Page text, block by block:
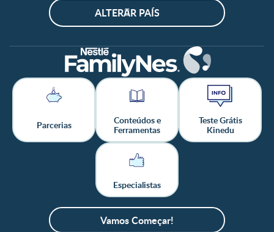
ALTERAR PAÍS
Parcerias
Conteúdos e
Ferramentas
Teste Grátis
Kinedu
Especialistas
Vamos Começar!